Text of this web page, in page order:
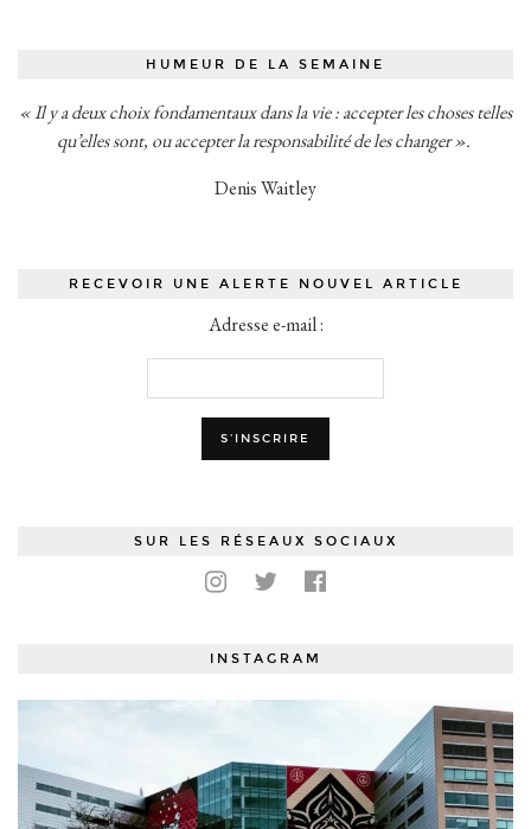
HUMEUR DE LA SEMAINE
« Il y a deux choix fondamentaux dans la vie : accepter les choses telles
qu’elles sont, ou accepter la responsabilité de les changer ».
Denis Waitley
RECEVOIR UNE ALERTE NOUVEL ARTICLE
Adresse e-mail :
SUR LES RÉSEAUX SOCIAUX
INSTAGRAM